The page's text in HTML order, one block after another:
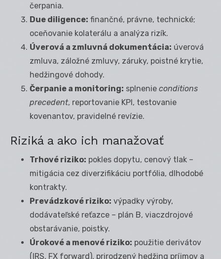
čerpania.
Due diligence: finančné, právne, technické;
oceňovanie kolaterálu a analýza rizík.
Úverová a zmluvná dokumentácia: úverová
zmluva, záložné zmluvy, záruky, poistné krytie,
hedžingové dohody.
Čerpanie a monitoring: splnenie conditions
precedent, reportovanie KPI, testovanie
kovenantov, pravidelné revízie.
Riziká a ako ich manažovať
Trhové riziko: pokles dopytu, cenový tlak –
mitigácia cez diverzifikáciu portfólia, dlhodobé
kontrakty.
Prevádzkové riziko: výpadky výroby,
dodávateľské reťazce – plán B, viaczdrojové
obstarávanie, poistky.
Úrokové a menové riziko: použitie derivátov
(IRS, FX forward), prirodzený hedžing príjmov a